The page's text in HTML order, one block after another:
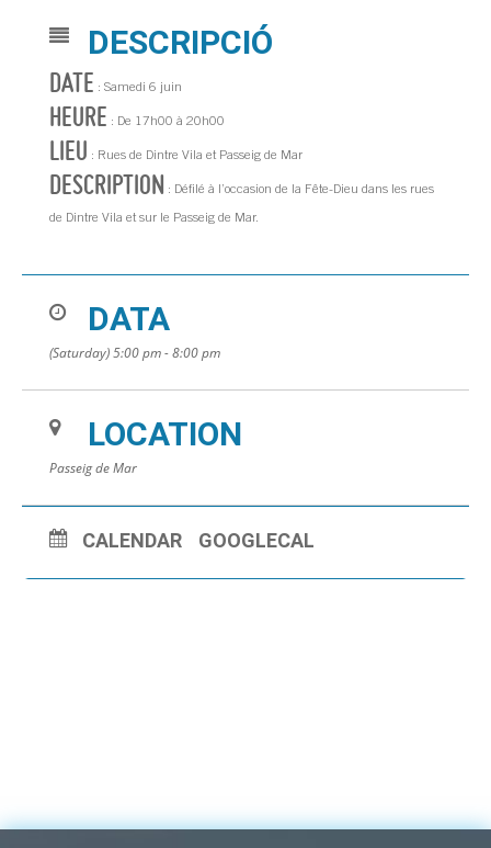
DESCRIPCIÓ
DATE : Samedi 6 juin
HEURE : De 17h00 à 20h00
LIEU : Rues de Dintre Vila et Passeig de Mar
DESCRIPTION : Défilé à l’occasion de la Fête-Dieu dans les rues
de Dintre Vila et sur le Passeig de Mar.
DATA
(Saturday) 5:00 pm - 8:00 pm
LOCATION
Passeig de Mar
CALENDAR GOOGLECAL